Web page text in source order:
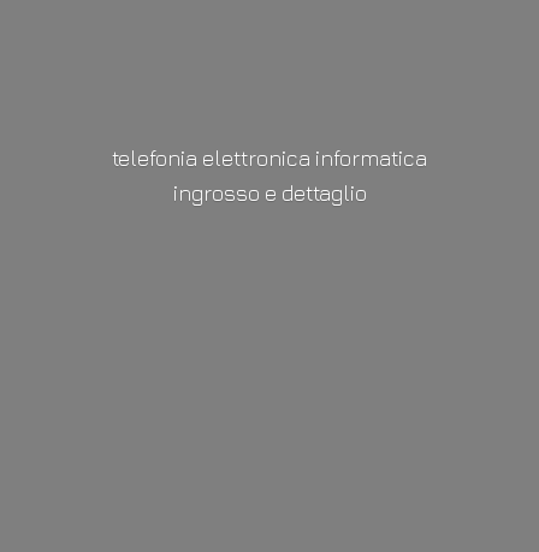
telefonia elettronica informatica
ingrosso e dettaglio